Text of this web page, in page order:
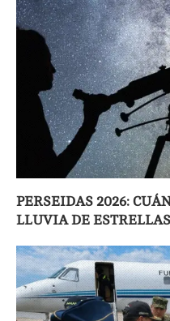
PERSEIDAS 2026:
LLUVIA DE